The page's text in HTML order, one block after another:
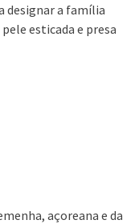
designar a família
esticada e presa
açoreana e da